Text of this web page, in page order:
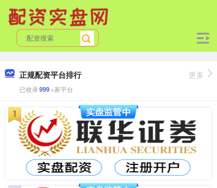
正规配资平台排行
已收录999+家平台
更多